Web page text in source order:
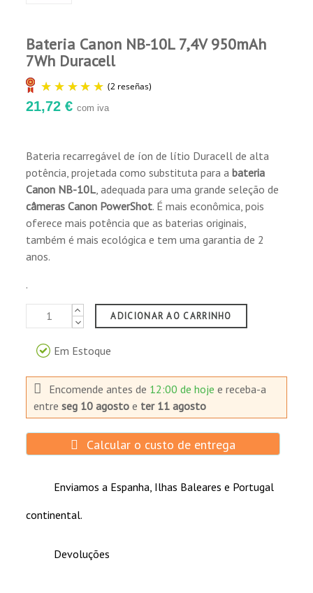
Bateria Canon NB-10L 7,4V 950mAh
7Wh Duracell
(2 reseñas)
21,72 € com iva
Bateria recarregável de íon de lítio Duracell de alta
potência, projetada como substituta para abateria
Canon NB-10L , adequada para uma grande seleção de
câmeras Canon PowerShot. É mais econômica, pois
oferece mais potência que as baterias originais,
também é mais ecológica e tem uma garantia de 2
anos.
.
ADICIONAR AO CARRINHO
Em Estoque
Encomende antes de 12:00 de hojee receba-a
entreseg 10 agosto e ter 11 agosto
Calcular o custo de entrega
Enviamos a Espanha, Ilhas Baleares e Portugal
continental.
Devoluções